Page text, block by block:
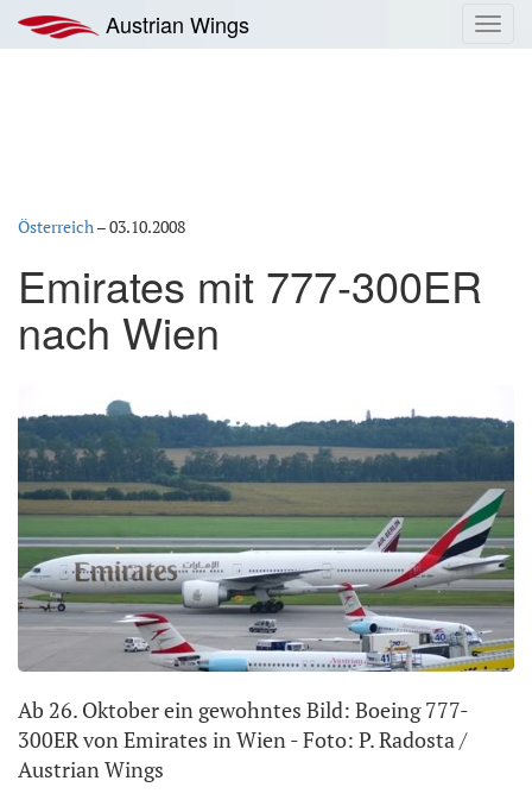
Inhalt
springen
Austrian Wings
Österreich–03.10.2008
Emirates mit 777-300ER
nach Wien
Ab 26. Oktober ein gewohntes Bild: Boeing 777-
300ER von Emirates in Wien - Foto: P. Radosta /
Austrian Wings